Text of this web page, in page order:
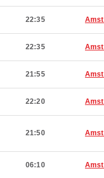
22:35
22:35
21:55
22:20
21:50
06:10